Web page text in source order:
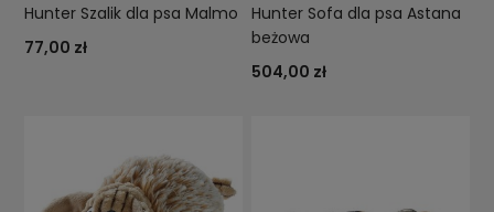
Hunter Szalik dla psa Malmo
77,00 zł
Hunter Sofa dla psa Astana
beżowa
504,00 zł